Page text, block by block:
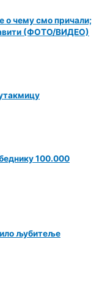
о чему смо причали;
(ФОТО/ВИДЕО)
100.000
љубитеље